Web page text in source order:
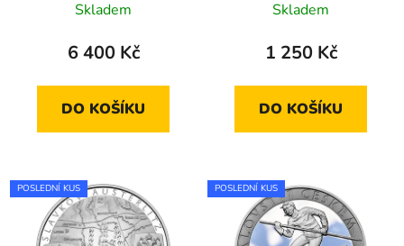
ustanoven zemským
Skladem
6 400 Kč
DO KOŠÍKU
2002 standard
Skladem
1 250 Kč
DO KOŠÍKU
POSLEDNÍ KUS POSLEDNÍ KUS